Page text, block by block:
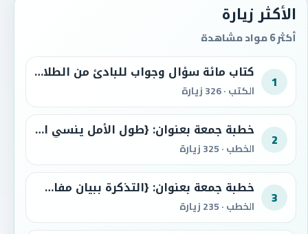
الأكثر زيارة
أكثر 6 مواد مشاهدة
1 كتاب مائة سؤال وجواب للبادئ من الطلاب في العقيدة والصلاة والسيرة والآداب
الكتب · 326 زيارة
2 خطبة جمعة بعنوان: {طول الأمل ينسي الآخرة ويلهي عن العمل}
الخطب · 325 زيارة
3 خطبة جمعة بعنوان: {التذكرة ببيان مفاسد مشاهدة المباريات ولعب الكرة}
الخطب · 235 زيارة